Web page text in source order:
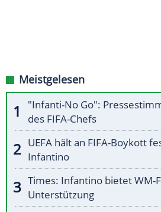
Meistgelesen
"Infanti-No Go":
des FIFA-Chefs
UEFA hält an FIFA-Boykott
Infantino
Times: Infantino bietet WM-
Unterstützung